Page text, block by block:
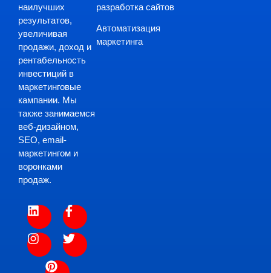
наилучших
результатов,
увеличивая
продажи, доход и
рентабельность
инвестиций в
маркетинговые
кампании. Мы
также занимаемся
веб-дизайном,
SEO, email-
маркетингом и
воронками
продаж.
разработка сайтов
Автоматизация
маркетинга